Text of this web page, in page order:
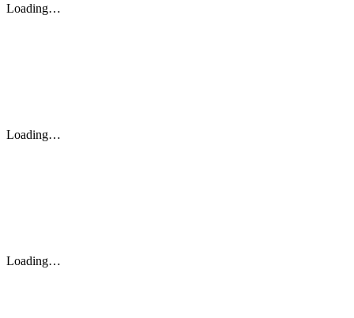
Loading…
Loading…
Loading…